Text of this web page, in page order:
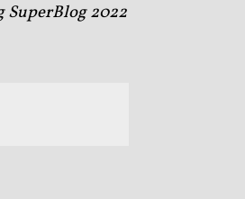
SuperBlog 2022